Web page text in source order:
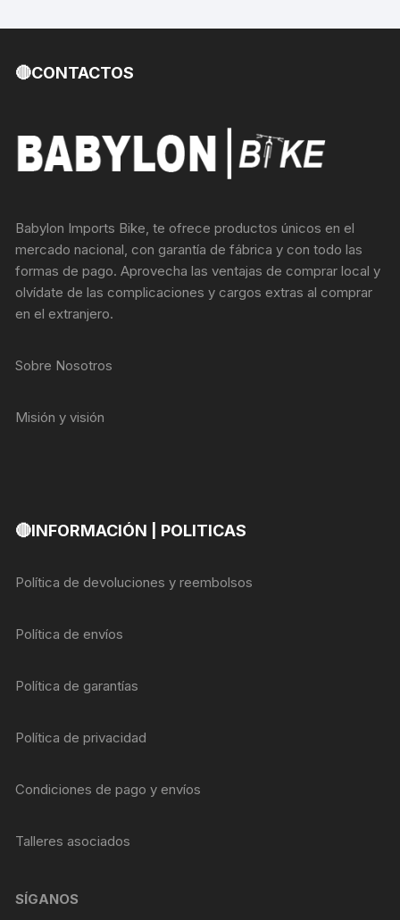
🔴CONTACTOS
Babylon Imports Bike, te ofrece productos únicos en el
mercado nacional, con garantía de fábrica y con todo las
formas de pago. Aprovecha las ventajas de comprar local y
olvídate de las complicaciones y cargos extras al comprar
en el extranjero.
Sobre Nosotros
Misión y visión
🔴INFORMACIÓN | POLITICAS
Política de devoluciones y reembolsos
Política de envíos
Política de garantías
Política de privacidad
Condiciones de pago y envíos
Talleres asociados
SÍGANOS